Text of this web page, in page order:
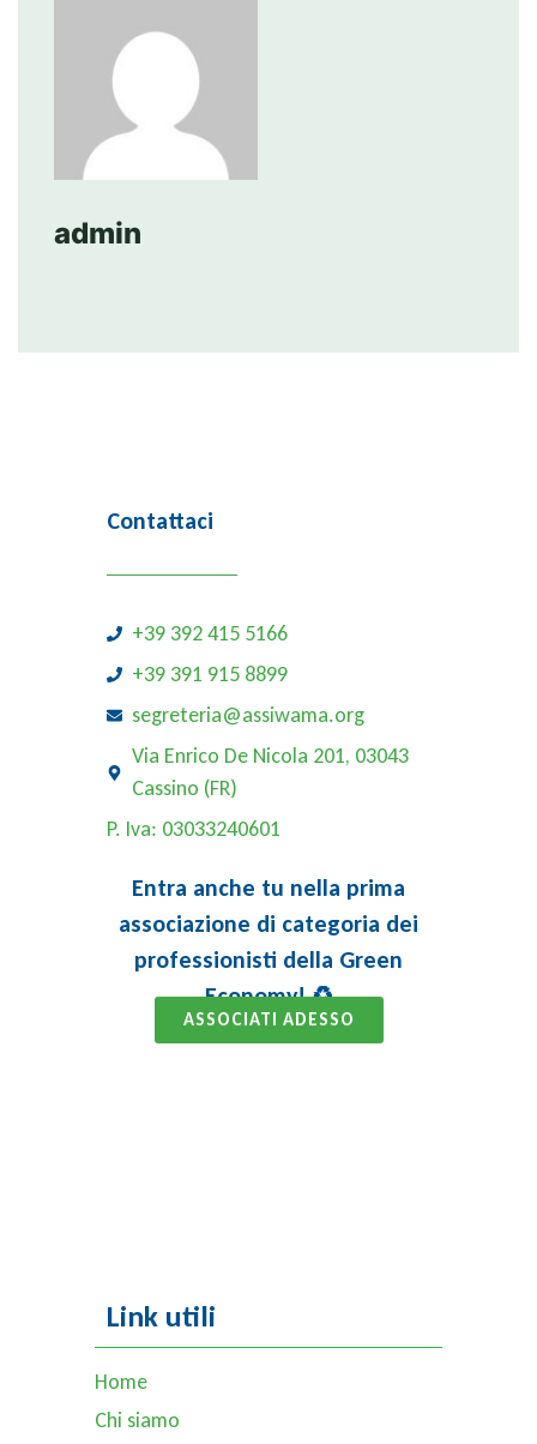
admin
Link utili
Home
Chi siamo
Contattaci
+39 392 415 5166
+39 391 915 8899
segreteria@assiwama.org
Via Enrico De Nicola 201, 03043
Cassino (FR)
P. Iva: 03033240601
Entra anche tu nella prima
associazione di categoria dei
professionisti della Green
Economy! ♻️
ASSOCIATI ADESSO